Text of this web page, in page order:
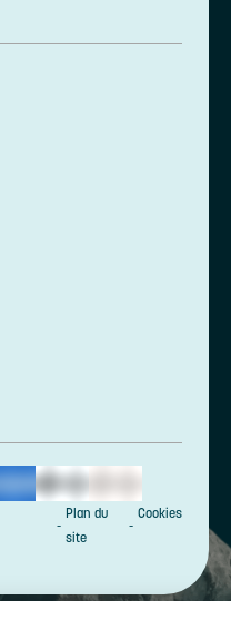
Plan du
site
Cookies